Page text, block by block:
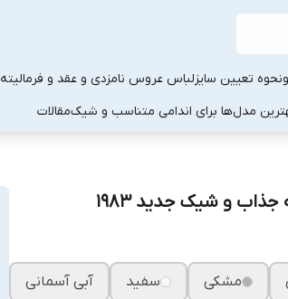
نحوه تعیین سایزلباس عروس نامزدی و عقد و فرمالیته
مدل‌ها برای اندامی متناسب و شیکمقالات
و شیک جدید ۱۹۸۳
مشکی سفید
آبی آسمانی